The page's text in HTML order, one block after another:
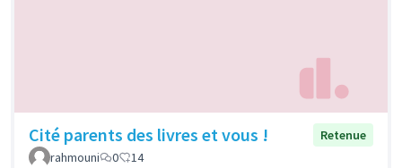
Cité parents des livres et vous !
Retenue
rahmouni
0 14